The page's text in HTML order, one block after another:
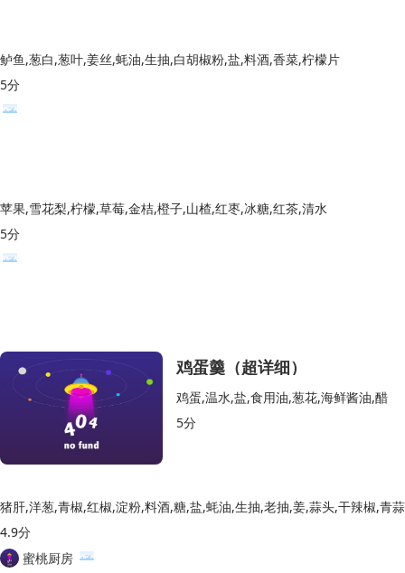
鲈鱼,葱白,葱叶,姜丝,蚝油,生抽,白胡椒粉,盐,料酒,香菜,柠檬片
5分
苹果,雪花梨,柠檬,草莓,金桔,橙子,山楂,红枣,冰糖,红茶,清水
5分
鸡蛋羹（超详细）
鸡蛋,温水,盐,食用油,葱花,海鲜酱油,醋
5分
猪肝,洋葱,青椒,红椒,淀粉,料酒,糖,盐,蚝油,生抽,老抽,姜,蒜头,干辣椒,青
4.9分
蜜桃厨房